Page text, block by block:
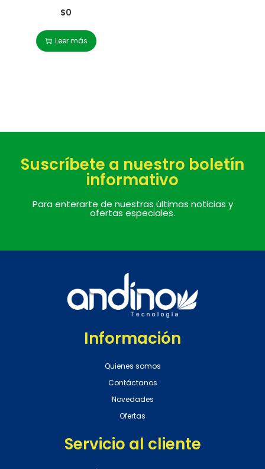
$0
Leer más
Suscríbete a nuestro boletín
informativo
Para enterarte de nuestras últimas noticias y
ofertas especiales.
Información
Quienes somos
Contáctanos
Novedades
Ofertas
Servicio al cliente